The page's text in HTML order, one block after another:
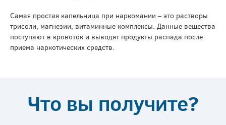
Самая простая капельница при наркомании – это растворы
трисоли, магнезии, витаминные комплексы. Данные вещества
поступают в кровоток и выводят продукты распада после
приема наркотических средств.
Что вы получите?